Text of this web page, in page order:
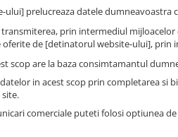
prelucreaza datele dumneavoastra
prin intermediul mijloacelor
de [detinatorul website-ului], prin
scop are la baza consimtamantul
in acest scop prin completarea si
comerciale puteti folosi optiunea